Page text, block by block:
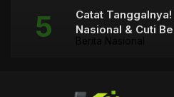
Catat
Nasional & Cuti